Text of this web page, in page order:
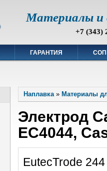
Материалы и
+7 (343)
ГАРАНТИЯ
Наплавка» Материалы
Электрод
EC4044,
EutecTrode 244